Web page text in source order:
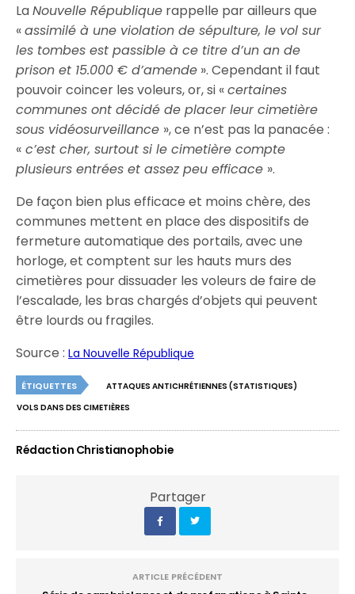
LaNouvelle République rappelle par ailleurs que
«assimilé à une violation de sépulture, le vol sur
les tombes est passible à ce titre d’un an de
prison et 15.000 € d’amende ». Cependant il faut
pouvoir coincer les voleurs, or, si «certaines
communes ont décidé de placer leur cimetière
sous vidéosurveillance », ce n’est pas la panacée :
« c’est cher, surtout si le cimetière compte
plusieurs entrées et assez peu efficace ».
De façon bien plus efficace et moins chère, des
communes mettent en place des dispositifs de
fermeture automatique des portails, avec une
horloge, et comptent sur les hauts murs des
cimetières pour dissuader les voleurs de faire de
l’escalade, les bras chargés d’objets qui peuvent
être lourds ou fragiles.
Source :La Nouvelle République
ÉTIQUETTES
ATTAQUES ANTICHRÉTIENNES (STATISTIQUES)
VOLS DANS DES CIMETIÈRES
Rédaction Christianophobie
Partager
ARTICLE PRÉCÉDENT